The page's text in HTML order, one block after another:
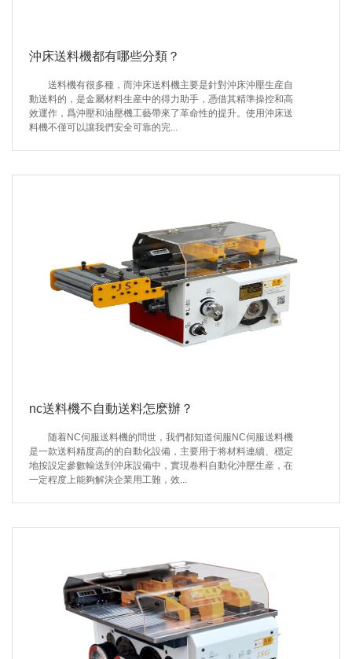
沖床送料機都有哪些分類？
送料機有很多種，而沖床送料機主要是針對沖床沖壓生産自
動送料的，是金屬材料生産中的得力助手，憑借其精準操控和高
效運作，爲沖壓和油壓機工藝帶來了革命性的提升。使用沖床送
料機不僅可以讓我們安全可靠的完...
nc送料機不自動送料怎麽辦？
随着NC伺服送料機的問世，我們都知道伺服NC伺服送料機
是一款送料精度高的的自動化設備，主要用于将材料連續、穩定
地按設定參數輸送到沖床設備中，實現卷料自動化沖壓生産，在
一定程度上能夠解決企業用工難，效...